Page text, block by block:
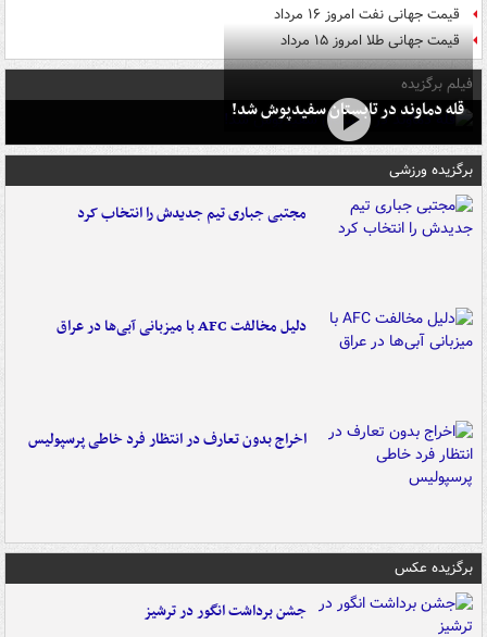
قیمت جهانی نفت امروز ۱۶ مرداد
قیمت جهانی طلا امروز ۱۵ مرداد
فیلم برگزیده
قله دماوند در تابستان سفیدپوش شد!
برگزیده ورزشی
مجتبی جباری تیم جدیدش را انتخاب کرد
دلیل مخالفت AFC با میزبانی آبی‌ها در عراق
اخراج بدون تعارف در انتظار فرد خاطی پرسپولیس
برگزیده عکس
جشن برداشت انگور در ترشیز